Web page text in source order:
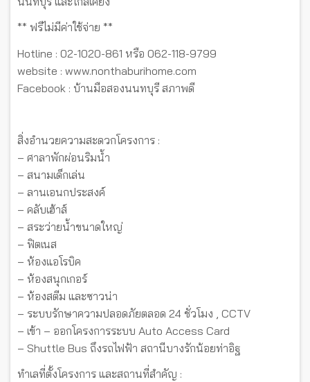
** ฟรีไม่มีค่าใช้จ่าย **
Hotline : 02-1020-861 หรือ 062-118-9799
website : www.nonthaburihome.com
Facebook : บ้านมือสองนนทบุรี สภาพดี
สิ่งอำนวยความสะดวกโครงการ :
– ศาลาพักผ่อนริมน้ำ
– สนามเด็กเล่น
– ลานเอนกประสงค์
– คลับเฮ้าส์
– สระว่ายน้ำขนาดใหญ่
– ฟิตเนส
– ห้องแอโรบิค
– ห้องสนุกเกอร์
– ห้องสตีม และซาวน่า
– ระบบรักษาความปลอดภัยตลอด 24 ชั่วโมง , CCTV
– เข้า – ออกโครงการระบบ Auto Access Card
– Shuttle Bus ถึงรถไฟฟ้า สถานีบางรักน้อยท่าอิฐ
ทำเลที่ตั้งโครงการ และสถานที่สำคัญ :